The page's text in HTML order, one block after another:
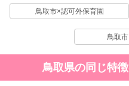
鳥取市×認可外保育園
鳥取
鳥取県の同じ特